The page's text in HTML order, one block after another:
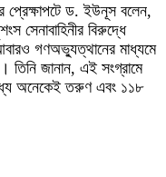
প্রেক্ষাপটে ড. ইউনূস বলেন,
সেনাবাহিনীর বিরুদ্ধে
গণঅভ্যুত্থানের মাধ্যমে
তিনি জানান, এই সংগ্রামে
অনেকেই তরুণ এবং ১১৮